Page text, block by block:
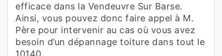
efficace dans la Vendeuvre Sur Barse.
Ainsi, vous pouvez donc faire appel à M.
Père pour intervenir au cas où vous avez
besoin d’un dépannage toiture dans tout le
10140.